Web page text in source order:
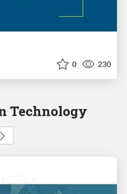
0 230
Technology